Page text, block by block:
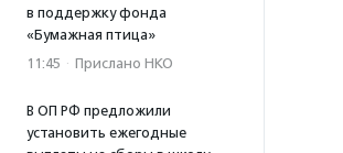
в поддержку фонда
«Бумажная птица»
11:45 · Прислано НКО
В ОП РФ предложили
установить ежегодные